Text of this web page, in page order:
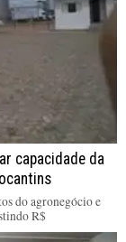
capacidade da
do agronegócio e
R$